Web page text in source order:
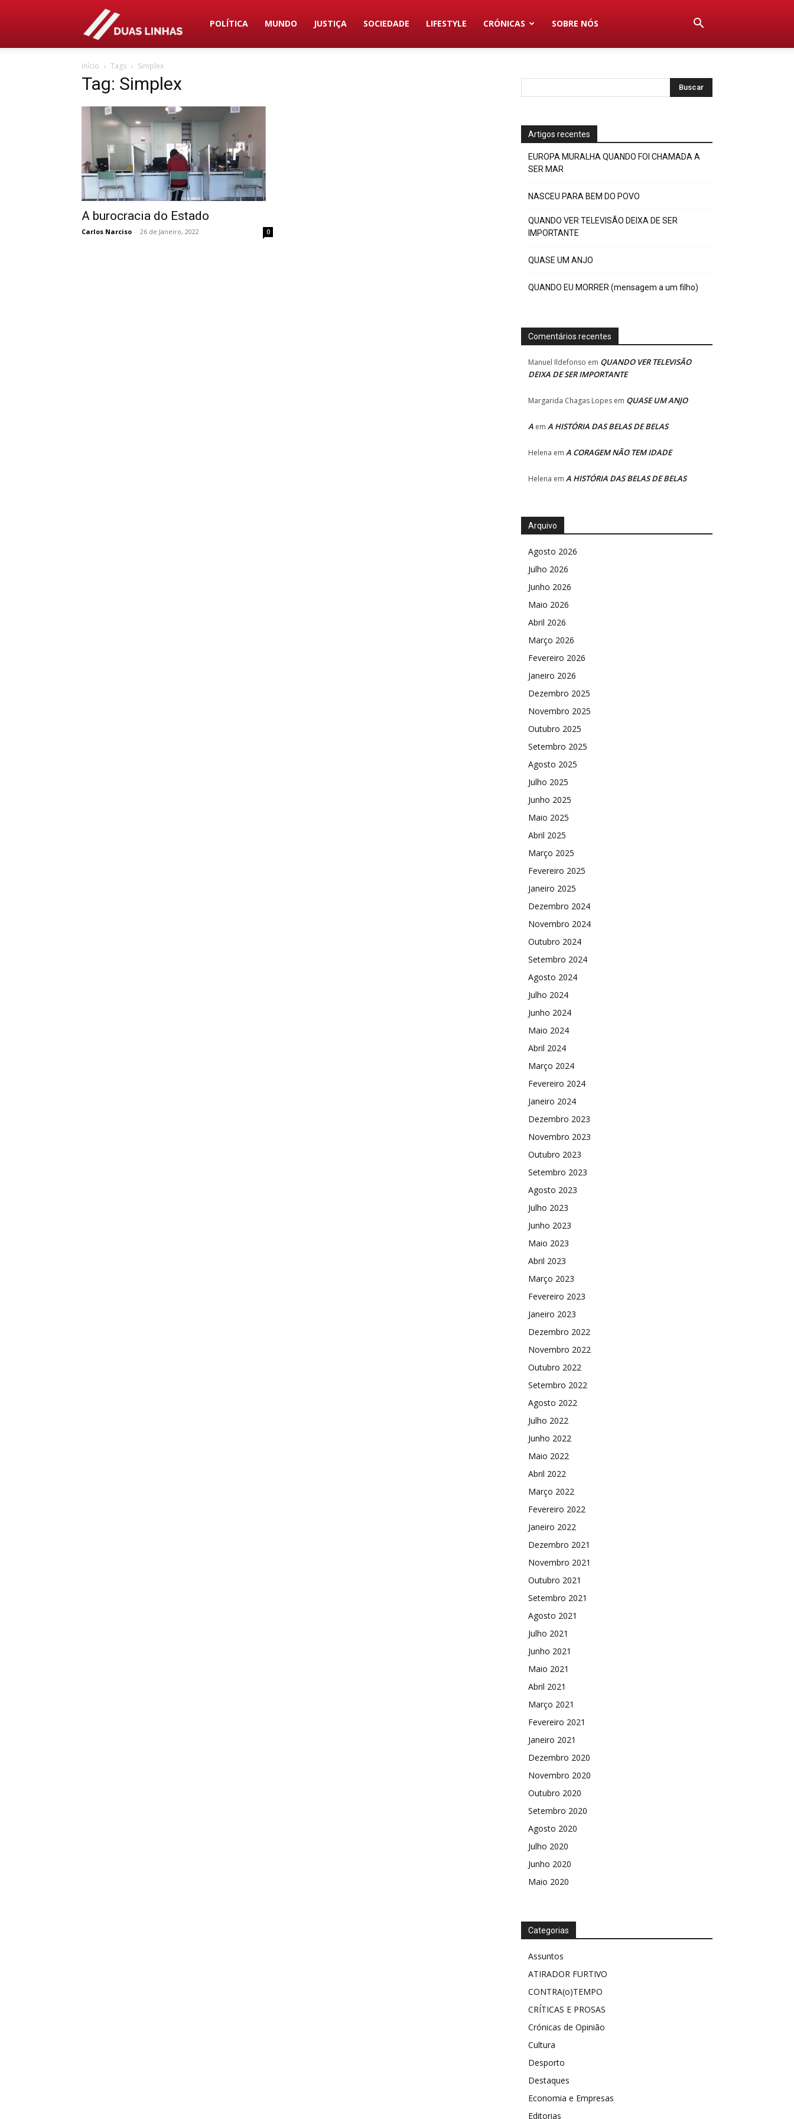
Duas
POLÍTICA MUNDO JUSTIÇA SOCIEDADE LIFESTYLE CRÓNICAS SOBRE NÓS
Início Tags Simplex
Tag: Simplex
A burocracia do Estado
Carlos Narciso - 26 de Janeiro, 2022 0
Artigos recentes
EUROPA MURALHA QUANDO FOI CHAMADA A
SER MAR
NASCEU PARA BEM DO POVO
QUANDO VER TELEVISÃO DEIXA DE SER
IMPORTANTE
QUASE UM ANJO
QUANDO EU MORRER (mensagem a um filho)
Comentários recentes
Manuel Ildefonso em QUANDO VER TELEVISÃO
DEIXA DE SER IMPORTANTE
Margarida Chagas Lopes em QUASE UM ANJO
A em A HISTÓRIA DAS BELAS DE BELAS
Helena em A CORAGEM NÃO TEM IDADE
Helena em A HISTÓRIA DAS BELAS DE BELAS
Arquivo
Agosto 2026
Julho 2026
Junho 2026
Maio 2026
Abril 2026
Março 2026
Fevereiro 2026
Janeiro 2026
Dezembro 2025
Novembro 2025
Outubro 2025
Setembro 2025
Agosto 2025
Julho 2025
Junho 2025
Maio 2025
Abril 2025
Março 2025
Fevereiro 2025
Janeiro 2025
Dezembro 2024
Novembro 2024
Outubro 2024
Setembro 2024
Agosto 2024
Julho 2024
Junho 2024
Maio 2024
Abril 2024
Março 2024
Fevereiro 2024
Janeiro 2024
Dezembro 2023
Novembro 2023
Outubro 2023
Setembro 2023
Agosto 2023
Julho 2023
Junho 2023
Maio 2023
Abril 2023
Março 2023
Fevereiro 2023
Janeiro 2023
Dezembro 2022
Novembro 2022
Outubro 2022
Setembro 2022
Agosto 2022
Julho 2022
Junho 2022
Maio 2022
Abril 2022
Março 2022
Fevereiro 2022
Janeiro 2022
Dezembro 2021
Novembro 2021
Outubro 2021
Setembro 2021
Agosto 2021
Julho 2021
Junho 2021
Maio 2021
Abril 2021
Março 2021
Fevereiro 2021
Janeiro 2021
Dezembro 2020
Novembro 2020
Outubro 2020
Setembro 2020
Agosto 2020
Julho 2020
Junho 2020
Maio 2020
Categorias
Assuntos
ATIRADOR FURTIVO
CONTRA(o)TEMPO
CRÍTICAS E PROSAS
Crónicas de Opinião
Cultura
Desporto
Destaques
Economia e Empresas
Editorias